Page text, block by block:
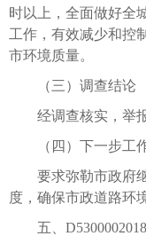
时以上，全面做好全
工作，有效减少和控
市环境质量。
（三）调查结论
经调查核实，举报
（四）下一步工
要求弥勒市政府继
度，确保市政道路环
五、